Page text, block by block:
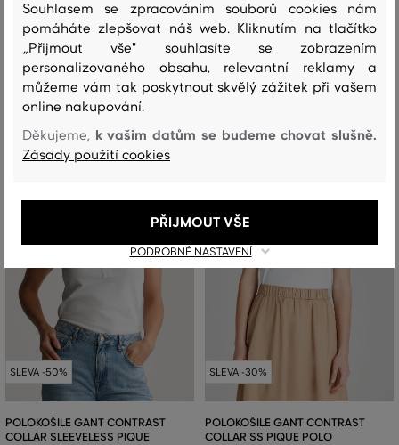
2 899 Kč
2 029 Kč
Dostupné velikosti:
S, L
2 899 Kč
2 029 Kč
Dostupné velikosti:
SLEVA -50%
POLOKOŠILE GANT CONTRAST
COLLAR SLEEVELESS PIQUE
SLEVA -30%
POLOKOŠILE GANT CONTRAST
COLLAR SS PIQUE POLO
Souhlasem se zpracováním souborů cookies nám
pomáháte zlepšovat náš web. Kliknutím na tlačítko
„Přijmout vše" souhlasíte se zobrazením
personalizovaného obsahu, relevantní reklamy a
můžeme vám tak poskytnout skvělý zážitek při vašem
online nakupování.
Děkujeme, k vašim datům se budeme chovat slušně.
Zásady použití cookies
PODROBNÉ NASTAVENÍ
PŘIJMOUT VŠE